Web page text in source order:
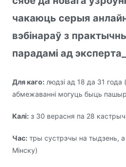
чакаюць серыя
вэбінараў з
парадамі ад
Для каго: людзі ад 18 да 31 года
абмежаванні могуць быць
Калі: з 30 верасня па 28
Час: тры сустрэчы на тыдзень,
Мінску)